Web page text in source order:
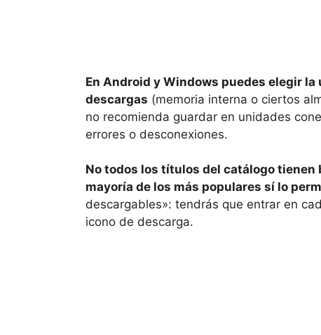
En Android y Windows puedes elegir
descargas (memoria interna o ciertos
no recomienda guardar en unidades
errores o desconexiones.
No todos los títulos del catálogo tienen
mayoría de los más populares sí lo
descargables»: tendrás que entrar en
icono de descarga.